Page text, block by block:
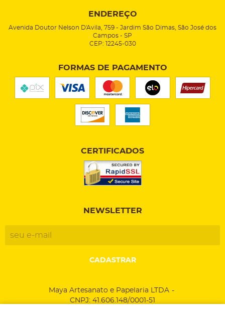
ENDEREÇO
Avenida Doutor Nelson D'Avila, 759 - Jardim São Dimas, São José dos
Campos - SP
CEP: 12245-030
FORMAS DE PAGAMENTO
CERTIFICADOS
NEWSLETTER
CADASTRAR
Maya Artesanato e Papelaria LTDA
CNPJ: 41.606.148/0001-51